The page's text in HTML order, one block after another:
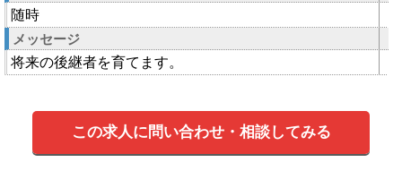
随時
メッセージ
将来の後継者を育てます。
この求人に問い合わせ・相談してみる